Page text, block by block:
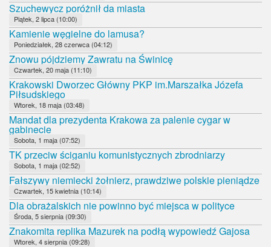
Szuchewycz poróżnił da miasta
Piątek, 2 lipca (10:00)
Kamienie węgielne do lamusa?
Poniedziałek, 28 czerwca (04:12)
Znowu pójdziemy Zawratu na Świnicę
Czwartek, 20 maja (11:10)
Krakowski Dworzec Główny PKP im.Marszałka Józefa
Piłsudskiego
Wtorek, 18 maja (03:48)
Mandat dla prezydenta Krakowa za palenie cygar w
gabinecie
Sobota, 1 maja (07:52)
TK przeciw ściganiu komunistycznych zbrodniarzy
Sobota, 1 maja (02:52)
Fałszywy niemiecki żołnierz, prawdziwe polskie pieniądze
Czwartek, 15 kwietnia (10:14)
Dla obrażalskich nie powinno być miejsca w polityce
Środa, 5 sierpnia (09:30)
Znakomita replika Mazurek na podłą wypowiedź Gajosa
Wtorek, 4 sierpnia (09:28)